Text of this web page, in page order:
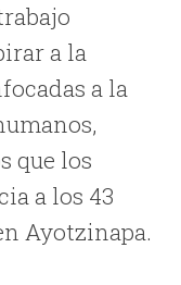
a la
a la
que los
a los 43
Ayotzinapa.